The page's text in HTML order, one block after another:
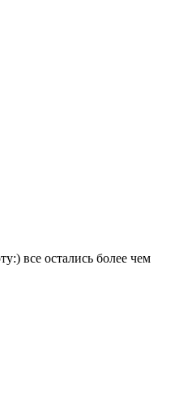
все остались более чем